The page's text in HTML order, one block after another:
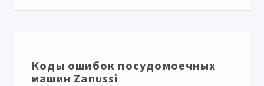
Коды ошибок посудомоечных
машин Zanussi